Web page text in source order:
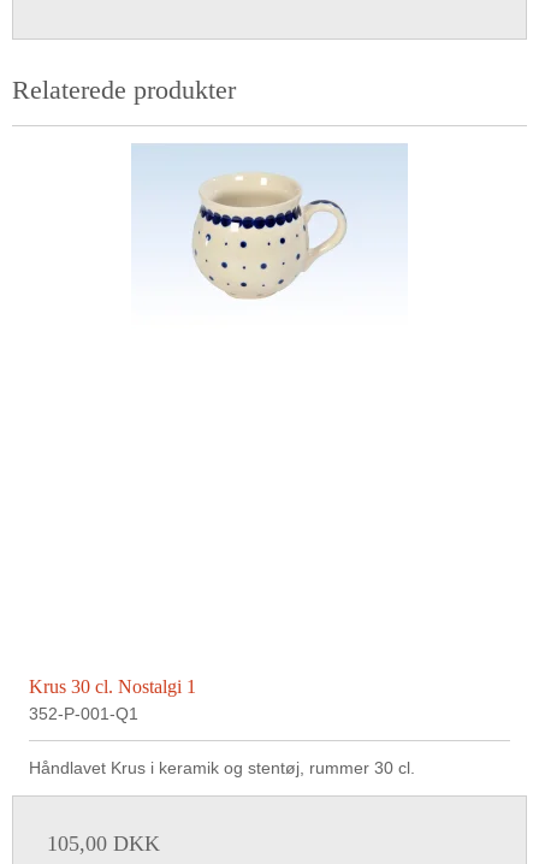
Relaterede produkter
Krus 30 cl. Nostalgi 1
352-P-001-Q1
Håndlavet Krus i keramik og stentøj, rummer 30 cl.
105,00 DKK